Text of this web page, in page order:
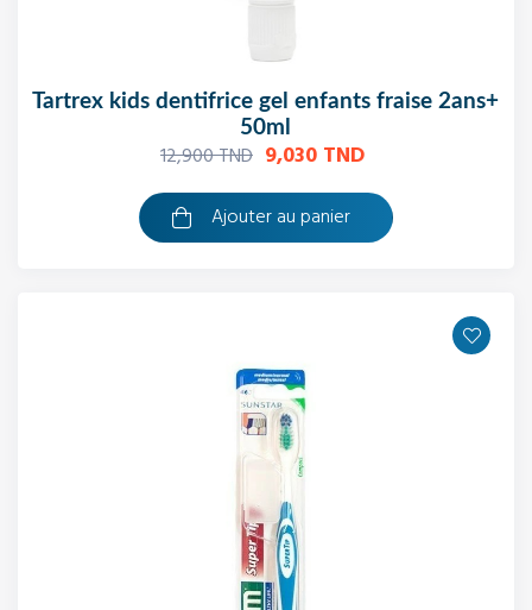
tartrex kids dentifrice gel enfants fraise 2ans+
50ml
12,900 TND 9,030 TND
Ajouter au panier